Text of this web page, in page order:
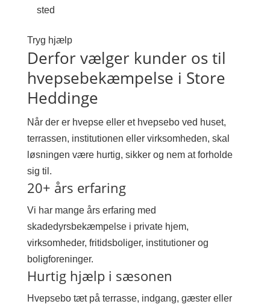
sted
Tryg hjælp
Derfor vælger kunder os til
hvepsebekæmpelse i Store
Heddinge
Når der er hvepse eller et hvepsebo ved huset,
terrassen, institutionen eller virksomheden, skal
løsningen være hurtig, sikker og nem at forholde
sig til.
20+ års erfaring
Vi har mange års erfaring med
skadedyrsbekæmpelse i private hjem,
virksomheder, fritidsboliger, institutioner og
boligforeninger.
Hurtig hjælp i sæsonen
Hvepsebo tæt på terrasse, indgang, gæster eller